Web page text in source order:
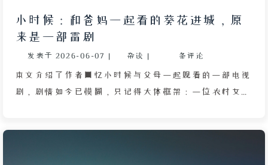
小时候：和爸妈一起看的葵花进城，原
来是一部雷剧
发表于 2026-06-07 | 杂谈 | 条评论
本文介绍了作者回忆小时候与父母一起观看的一部电视
剧，剧情如今已模糊，只记得大体框架：一位农村女生